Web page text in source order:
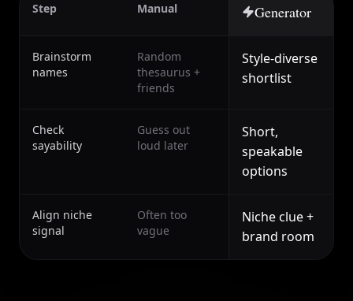
Step Manual Generator
Brainstorm
names
Random
thesaurus +
friends
Style-diverse
shortlist
Check
sayability
Guess out
loud later
Short,
speakable
options
Align niche
signal
Often too
vague
Niche clue +
brand room